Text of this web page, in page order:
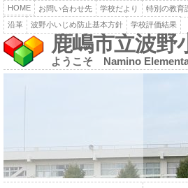
HOME お問い合わせ先 学校だより 特別の教育
沿革
波野小いじめ防止基本方針 学校評価結果
鹿嶋市立波野
ようこそ Namino